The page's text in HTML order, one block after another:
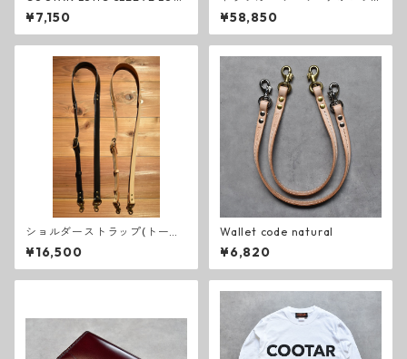
O T-SHIRT
¥7,150
ト コードバン バーガンディ
¥58,850
ショルダーストラップ(トート
バッグ用)
¥16,500
Wallet code natural
¥6,820